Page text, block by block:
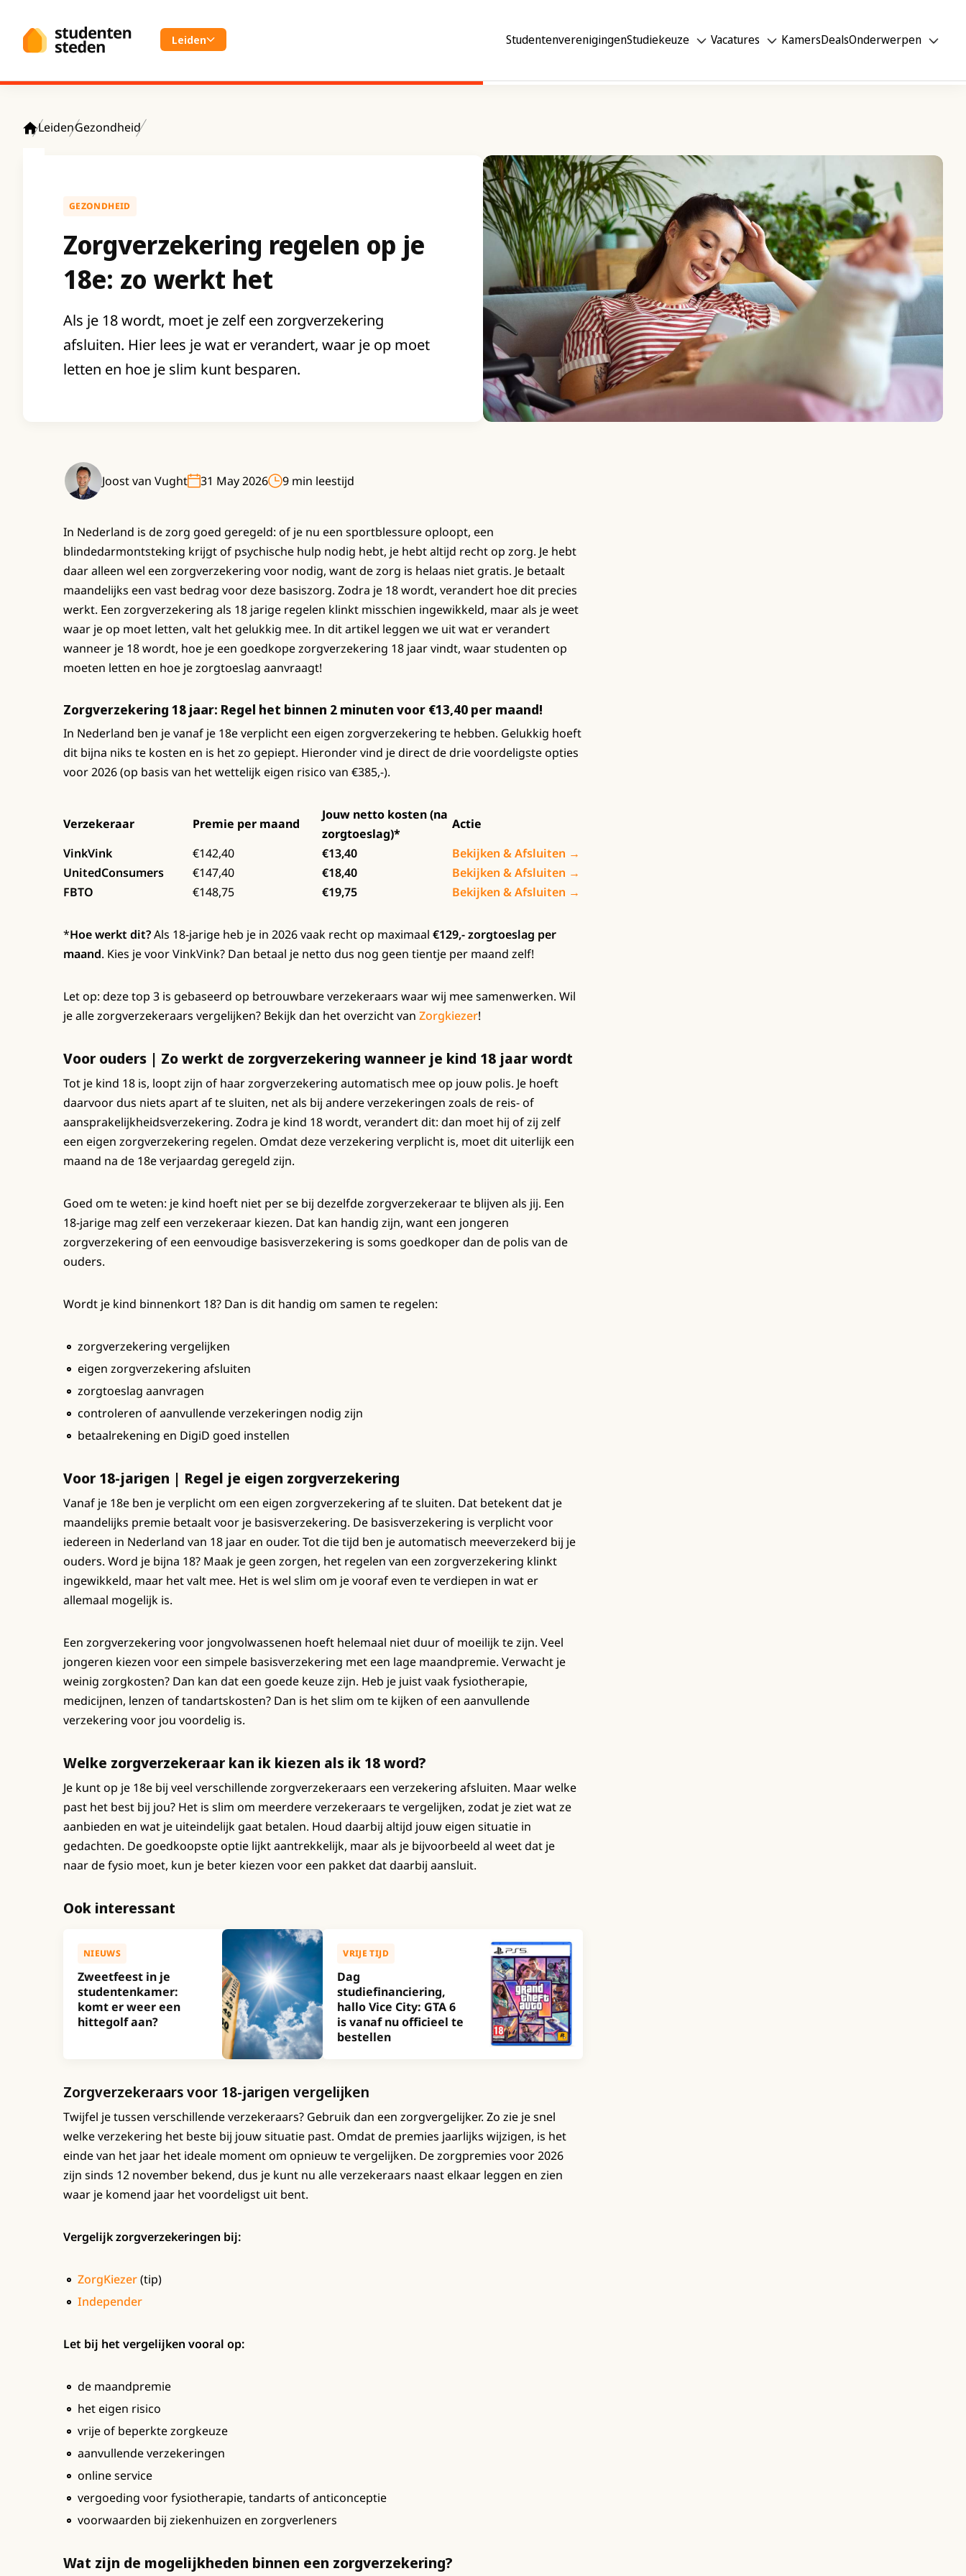
Leiden StudentenverenigingenStudiekeuze Vacatures KamersDealsOnderwerpen
LeidenGezondheid
GEZONDHEID
Zorgverzekering regelen op je
18e: zo werkt het
Als je 18 wordt, moet je zelf een zorgverzekering
afsluiten. Hier lees je wat er verandert, waar je op moet
letten en hoe je slim kunt besparen.
Joost van Vught 31 May 2026 9 min leestijd
In Nederland is de zorg goed geregeld: of je nu een sportblessure oploopt, een
blindedarmontsteking krijgt of psychische hulp nodig hebt, je hebt altijd recht op zorg. Je hebt
daar alleen wel een zorgverzekering voor nodig, want de zorg is helaas niet gratis. Je betaalt
maandelijks een vast bedrag voor deze basiszorg. Zodra je 18 wordt, verandert hoe dit precies
werkt. Een zorgverzekering als 18 jarige regelen klinkt misschien ingewikkeld, maar als je weet
waar je op moet letten, valt het gelukkig mee. In dit artikel leggen we uit wat er verandert
wanneer je 18 wordt, hoe je een goedkope zorgverzekering 18 jaar vindt, waar studenten op
moeten letten en hoe je zorgtoeslag aanvraagt!
Zorgverzekering 18 jaar: Regel het binnen 2 minuten voor €13,40 per maand!
In Nederland ben je vanaf je 18e verplicht een eigen zorgverzekering te hebben. Gelukkig hoeft
dit bijna niks te kosten en is het zo gepiept. Hieronder vind je direct de drie voordeligste opties
voor 2026 (op basis van het wettelijk eigen risico van €385,-).
Verzekeraar Premie per maand
Jouw netto kosten (na
zorgtoeslag)*
Actie
VinkVink
€142,40 €13,40
Bekijken & Afsluiten →
UnitedConsumers
€147,40 €18,40
Bekijken & Afsluiten →
FBTO
€148,75 €19,75 Bekijken & Afsluiten →
*Hoe werkt dit?Als 18-jarige heb je in 2026 vaak recht op maximaal €129,- zorgtoeslag per
maand. Kies je voor VinkVink? Dan betaal je netto dus nog geen tientje per maand zelf!
Let op: deze top 3 is gebaseerd op betrouwbare verzekeraars waar wij mee samenwerken. Wil
je alle zorgverzekeraars vergelijken? Bekijk dan het overzicht van Zorgkiezer!
Voor ouders | Zo werkt de zorgverzekering wanneer je kind 18 jaar wordt
Tot je kind 18 is, loopt zijn of haar zorgverzekering automatisch mee op jouw polis. Je hoeft
daarvoor dus niets apart af te sluiten, net als bij andere verzekeringen zoals de reis- of
aansprakelijkheidsverzekering. Zodra je kind 18 wordt, verandert dit: dan moet hij of zij zelf
een eigen zorgverzekering regelen. Omdat deze verzekering verplicht is, moet dit uiterlijk een
maand na de 18e verjaardag geregeld zijn.
Goed om te weten: je kind hoeft niet per se bij dezelfde zorgverzekeraar te blijven als jij. Een
18-jarige mag zelf een verzekeraar kiezen. Dat kan handig zijn, want een jongeren
zorgverzekering of een eenvoudige basisverzekering is soms goedkoper dan de polis van de
ouders.
Wordt je kind binnenkort 18? Dan is dit handig om samen te regelen:
zorgverzekering vergelijken
eigen zorgverzekering afsluiten
zorgtoeslag aanvragen
controleren of aanvullende verzekeringen nodig zijn
betaalrekening en DigiD goed instellen
Voor 18-jarigen | Regel je eigen zorgverzekering
Vanaf je 18e ben je verplicht om een eigen zorgverzekering af te sluiten. Dat betekent dat je
maandelijks premie betaalt voor je basisverzekering. De basisverzekering is verplicht voor
iedereen in Nederland van 18 jaar en ouder. Tot die tijd ben je automatisch meeverzekerd bij je
ouders. Word je bijna 18? Maak je geen zorgen, het regelen van een zorgverzekering klinkt
ingewikkeld, maar het valt mee. Het is wel slim om je vooraf even te verdiepen in wat er
allemaal mogelijk is.
Een zorgverzekering voor jongvolwassenen hoeft helemaal niet duur of moeilijk te zijn. Veel
jongeren kiezen voor een simpele basisverzekering met een lage maandpremie. Verwacht je
weinig zorgkosten? Dan kan dat een goede keuze zijn. Heb je juist vaak fysiotherapie,
medicijnen, lenzen of tandartskosten? Dan is het slim om te kijken of een aanvullende
verzekering voor jou voordelig is.
Welke zorgverzekeraar kan ik kiezen als ik 18 word?
Je kunt op je 18e bij veel verschillende zorgverzekeraars een verzekering afsluiten. Maar welke
past het best bij jou? Het is slim om meerdere verzekeraars te vergelijken, zodat je ziet wat ze
aanbieden en wat je uiteindelijk gaat betalen. Houd daarbij altijd jouw eigen situatie in
gedachten. De goedkoopste optie lijkt aantrekkelijk, maar als je bijvoorbeeld al weet dat je
naar de fysio moet, kun je beter kiezen voor een pakket dat daarbij aansluit.
Ook interessant
NIEUWS
Zweetfeest in je
studentenkamer:
komt er weer een
hittegolf aan?
VRIJE TIJD
Dag
studiefinanciering,
hallo Vice City: GTA 6
is vanaf nu officieel te
bestellen
Zorgverzekeraars voor 18-jarigen vergelijken
Twijfel je tussen verschillende verzekeraars? Gebruik dan een zorgvergelijker. Zo zie je snel
welke verzekering het beste bij jouw situatie past. Omdat de premies jaarlijks wijzigen, is het
einde van het jaar het ideale moment om opnieuw te vergelijken. De zorgpremies voor 2026
zijn sinds 12 november bekend, dus je kunt nu alle verzekeraars naast elkaar leggen en zien
waar je komend jaar het voordeligst uit bent.
Vergelijk zorgverzekeringen bij:
ZorgKiezer(tip)
Independer
Let bij het vergelijken vooral op:
de maandpremie
het eigen risico
vrije of beperkte zorgkeuze
aanvullende verzekeringen
online service
vergoeding voor fysiotherapie, tandarts of anticonceptie
voorwaarden bij ziekenhuizen en zorgverleners
Wat zijn de mogelijkheden binnen een zorgverzekering?